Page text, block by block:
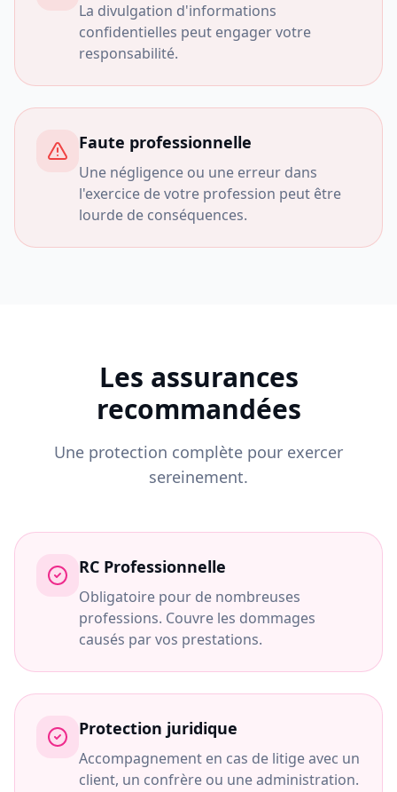
La divulgation d'informations
confidentielles peut engager votre
responsabilité.
Faute professionnelle
Une négligence ou une erreur dans
l'exercice de votre profession peut être
lourde de conséquences.
Les assurances
recommandées
Une protection complète pour exercer
sereinement.
RC Professionnelle
Obligatoire pour de nombreuses
professions. Couvre les dommages
causés par vos prestations.
Protection juridique
Accompagnement en cas de litige avec un
client, un confrère ou une administration.